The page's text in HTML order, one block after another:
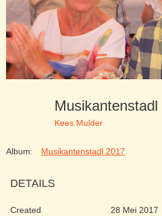
Kees Mulder
Album: Musikantenstadl 2017
DETAILS
Created
28 Mei 2017